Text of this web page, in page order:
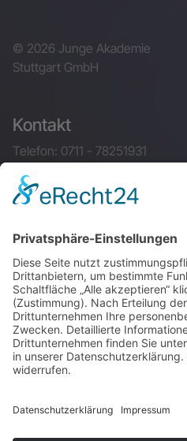
© 2026 Junge Akademie
Stuttgart GmbH
Kontakt
Telefon: 0711 - 78251931
Mail